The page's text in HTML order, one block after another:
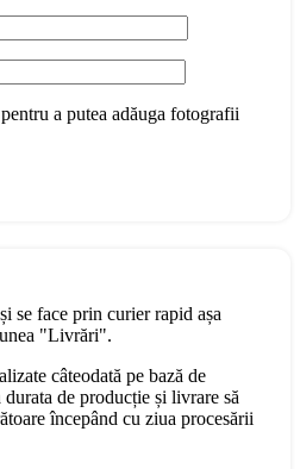
a putea adăuga fotografii
se face prin curier rapid așa
"Livrări".
câteodată pe bază de
durata de producție și livrare să
începând cu ziua procesării